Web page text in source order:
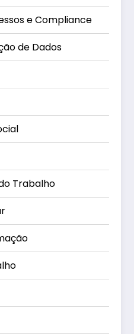
e Compliance
de Dados
Trabalho